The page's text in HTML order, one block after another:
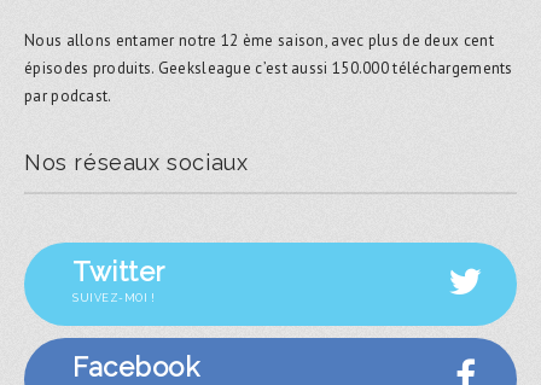
Nous allons entamer notre 12 ème saison, avec plus de deux cent
épisodes produits. Geeksleague c’est aussi 150.000 téléchargements
par podcast.
Nos réseaux sociaux
Twitter
SUIVEZ-MOI !
Facebook